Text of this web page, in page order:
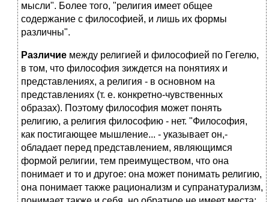
мысли". Более того, "рели­гия имеет общее
содержание с философией, и лишь их формы
различны".
Различие между религией и философией по Гегелю,
в том, что философия зиждется на понятиях и
представлениях, а религия - в основном на
представлениях (т. е. конкретно-чувственных
образах). Поэтому философия может понять
религию, а религия философию - нет. "Философия,
как постигающее мышление... - указывает он,-
обладает перед представле­нием, являющимся
формой религии, тем преимуществом, что она
понимает и то и другое: она может понимать религию,
она понимает также рационализм и супранатурализм,